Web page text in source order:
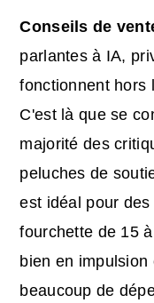
Conseils de
parlantes à IA,
fonctionnent hors
C'est là que se
majorité des
peluches de
est idéal pour
fourchette de 15
bien en
beaucoup de